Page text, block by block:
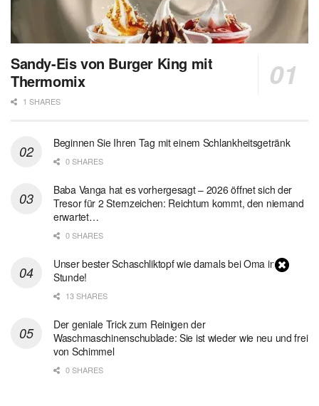
Sandy-Eis von Burger King mit
Thermomix
1 SHARES
Beginnen Sie Ihren Tag mit einem Schlankheitsgetränk
0 SHARES
Baba Vanga hat es vorhergesagt – 2026 öffnet sich der
Tresor für 2 Sternzeichen: Reichtum kommt, den niemand
erwartet…
0 SHARES
Unser bester Schaschliktopf wie damals bei Oma in 1
Stunde!
13 SHARES
Der geniale Trick zum Reinigen der
Waschmaschinenschublade: Sie ist wieder wie neu und frei
von Schimmel
0 SHARES